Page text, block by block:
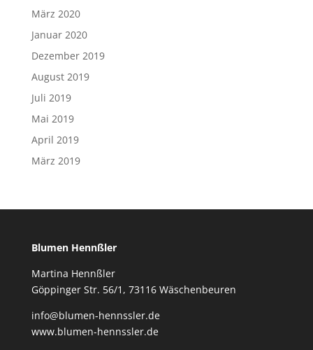
März 2020
Januar 2020
Dezember 2019
August 2019
Juli 2019
Mai 2019
April 2019
März 2019
Blumen Hennßler
Martina Hennßler
Göppinger Str. 56/1, 73116 Wäschenbeuren
info@blumen-hennssler.de
www.blumen-hennssler.de